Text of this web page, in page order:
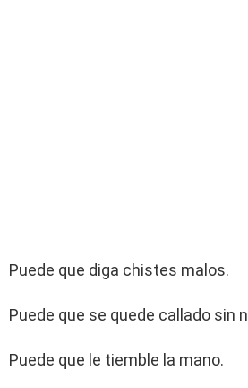
Puede que diga chistes malos.
Puede que se quede callado sin
Puede que le tiemble la mano.